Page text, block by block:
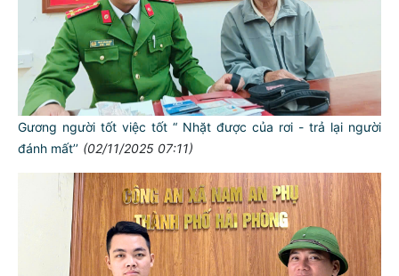
Gương người tốt việc tốt “ Nhặt được của rơi - trả lại người
đánh mất’’ (02/11/2025 07:11)